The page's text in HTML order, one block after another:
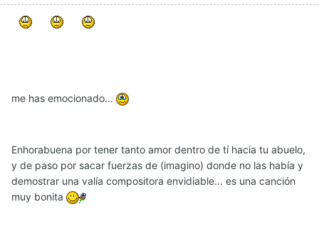
me has emocionado...
Enhorabuena por tener tanto amor dentro de tí hacia tu abuelo,
y de paso por sacar fuerzas de (imagino) donde no las había y
demostrar una valía compositora envidiable... es una canción
muy bonita